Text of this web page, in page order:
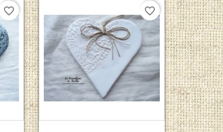
favorite_border favorite_border